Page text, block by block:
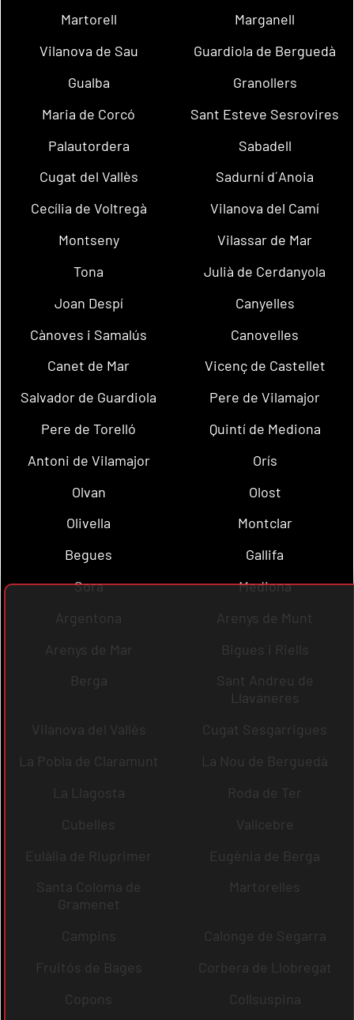
Martorell
Marganell
Vilanova de Sau
Guardiola de Berguedà
Gualba
Granollers
Maria de Corcó
Sant Esteve Sesrovires
Palautordera
Sabadell
Cugat del Vallès
Sadurní d´Anoia
Cecília de Voltregà
Vilanova del Camí
Montseny
Vilassar de Mar
Tona
Julià de Cerdanyola
Joan Despí
Canyelles
Cànoves i Samalús
Canovelles
Canet de Mar
Vicenç de Castellet
Salvador de Guardiola
Pere de Vilamajor
Pere de Torelló
Quintí de Mediona
Antoni de Vilamajor
Orís
Olvan
Olost
Olivella
Montclar
Begues
Gallifa
Sora
Mediona
Argentona
Arenys de Munt
Arenys de Mar
Bigues i Riells
Berga
Sant Andreu de
Llavaneres
Vilanova del Vallès
Cugat Sesgarrigues
La Pobla de Claramunt
La Nou de Berguedà
La Llagosta
Roda de Ter
Cubelles
Vallcebre
Eulàlia de Riuprimer
Eugènia de Berga
Santa Coloma de
Gramenet
Martorelles
Campins
Calonge de Segarra
Fruitós de Bages
Corbera de Llobregat
Copons
Collsuspina